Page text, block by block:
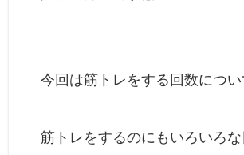
今回は筋トレをする回数につ
筋トレをするのにもいろいろ